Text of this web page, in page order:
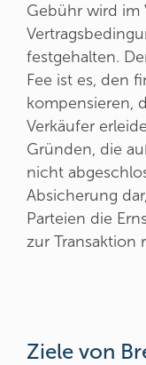
Gebühr wird im
festgehalten.
Fee ist es, den
kompensieren,
Verkäufer
Gründen, die
nicht
Absicherung
Parteien die
zur Transaktion
Ziele von